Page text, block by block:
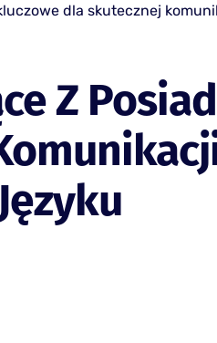
dla skutecznej
Z